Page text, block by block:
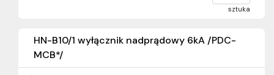
sztuka
HN-B10/1 wyłącznik nadprądowy 6kA /PDC-
MCB*/